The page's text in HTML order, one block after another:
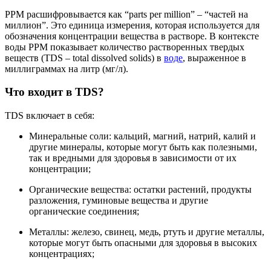
PPM расшифровывается как “parts per million” – “частей на
миллион”. Это единица измерения, которая используется для
обозначения концентрации вещества в растворе. В контексте
воды PPM показывает количество растворенных твердых
веществ (TDS – total dissolved solids) в воде, выраженное в
миллиграммах на литр (мг/л).
Что входит в TDS?
TDS включает в себя:
Минеральные соли: кальций, магний, натрий, калий и
другие минералы, которые могут быть как полезными,
так и вредными для здоровья в зависимости от их
концентрации;
Органические вещества: остатки растений, продукты
разложения, гуминовые вещества и другие
органические соединения;
Металлы: железо, свинец, медь, ртуть и другие металлы,
которые могут быть опасными для здоровья в высоких
концентрациях;